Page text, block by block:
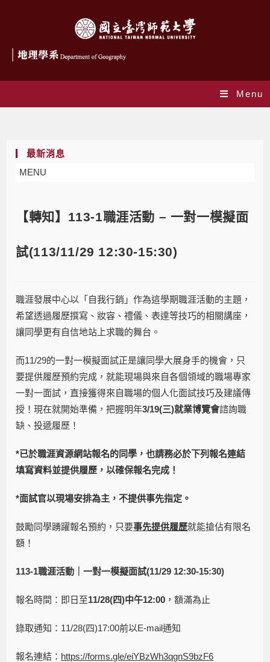
Menu
最新消息
MENU
【轉知】113-1職涯活動 – 一對一模擬面
試(113/11/29 12:30-15:30)
職涯發展中心以「自我行銷」作為這學期職涯活動的主題，
希望透過履歷撰寫、妝容、禮儀、表達等技巧的相關講座，
讓同學更有自信地站上求職的舞台。
而11/29的一對一模擬面試正是讓同學大展身手的機會，只
要提供履歷預約完成，就能現場與來自各個領域的職場專家
一對一面試，直接獲得來自職場的個人化面試技巧及建議傳
授！現在就開始準備，把握明年3/19(三)就業博覽會諮詢職
缺、投遞履歷！
*已於職涯資源網站報名的同學，也請務必於下列報名連結
填寫資料並提供履歷，以確保報名完成！
*面試官以現場安排為主，不提供事先指定。
鼓勵同學踴躍報名預約，只要事先提供履歷就能搶佔有限名
額！
113-1職涯活動｜一對一模擬面試(11/29 12:30-15:30)
報名時間：即日至11/28(四)中午12:00 ，額滿為止
錄取通知：11/28(四)17:00前以E-mail通知
報名連結： https://forms.gle/eiYBzWh3qgnS9bzF6